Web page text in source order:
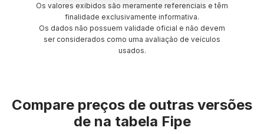
Os valores exibidos são meramente referenciais e têm
finalidade exclusivamente informativa.
Os dados não possuem validade oficial e não devem
ser considerados como uma avaliação de veículos
usados.
Compare preços de outras versões
de na tabela Fipe